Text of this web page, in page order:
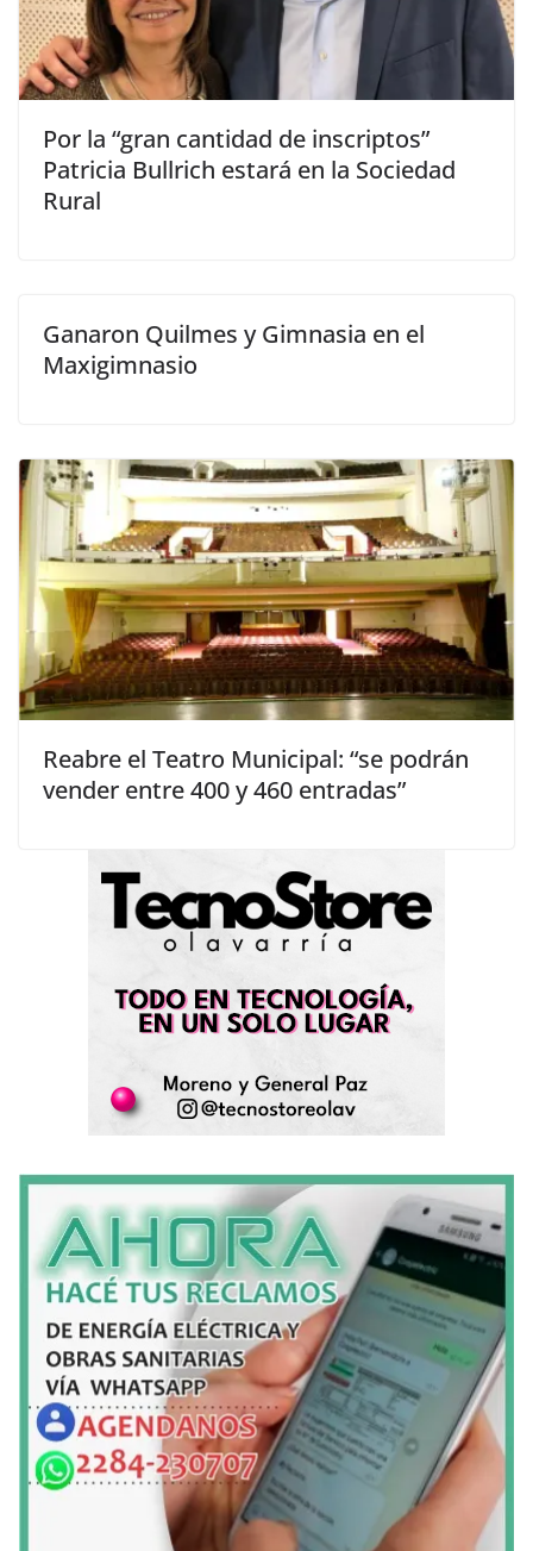
Por la “gran cantidad de inscriptos”
Patricia Bullrich estará en la Sociedad
Rural
Ganaron Quilmes y Gimnasia en el
Maxigimnasio
Reabre el Teatro Municipal: “se podrán
vender entre 400 y 460 entradas”